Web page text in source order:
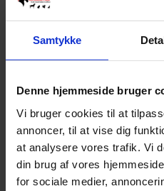
Samtykke
Denne hjemmeside bruger
Vi bruger cookies til at
annoncer, til at vise dig
at analysere vores trafik. Vi
din brug af vores
for sociale medier,
Tilføj til kurv
Varenummer: 5710525019030
hunde
Varebeskrivelse
Nylon halsbånd til hund med
Er i farven rød.
Let at sætte på hunden.
Kraftig ring til hundetegn.
SKU
5710525019030